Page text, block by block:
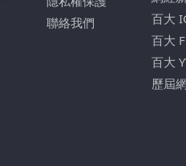
聯絡我們
百大
百大
百大
歷屆